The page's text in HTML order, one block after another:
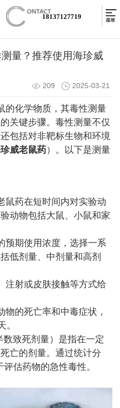
18137127719
量？推荐使用海珍威
209 2025-03-21
的化学物质，其毒性测量
关键步骤。毒性测量不仅
包括对非靶标生物和环境
威老鼠药）。以下是测量
鼠药在短时间内对实验动
动物包括大鼠、小鼠和家
预期使用浓度，选择一系
低剂量、中剂量和高剂
注射或皮肤接触等方式给
的死亡率和中毒症状，
。
致死剂量）是指在一定
亡的剂量。通过统计分
估药物的急性毒性。